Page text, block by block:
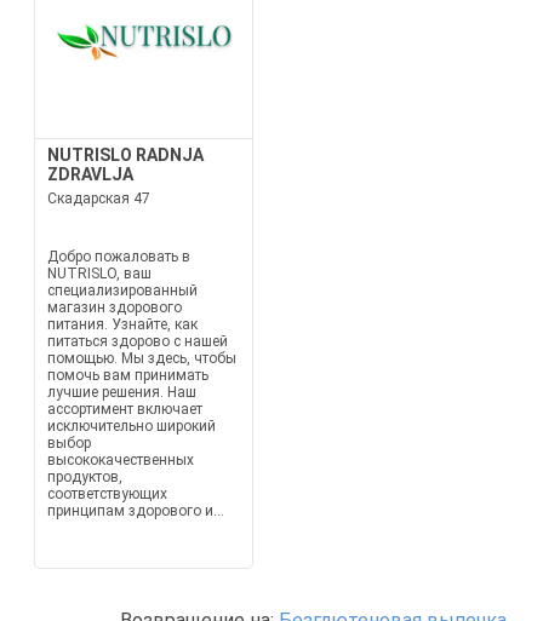
NUTRISLO RADNJA
ZDRAVLJA
Скадарская 47
Добро пожаловать в
NUTRISLO, ваш
специализированный
магазин здорового
питания. Узнайте, как
питаться здорово с нашей
помощью. Мы здесь, чтобы
помочь вам принимать
лучшие решения. Наш
ассортимент включает
исключительно широкий
выбор
высококачественных
продуктов,
соответствующих
принципам здорового и...